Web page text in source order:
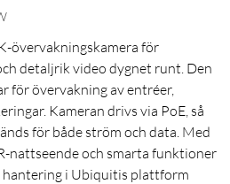
övervakningskamera för
detaljrik video dygnet runt. Den
för övervakning av entréer,
Kameran drivs via PoE, så
för både ström och data. Med
nattseende och smarta funktioner
hantering i Ubiquitis plattform